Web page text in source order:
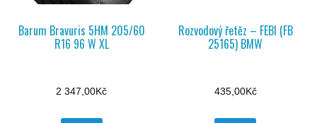
Barum Bravuris 5HM 205/60
R16 96 W XL
2 347,00Kč
Rozvodový řetěz – FEBI (FB
25165) BMW
435,00Kč